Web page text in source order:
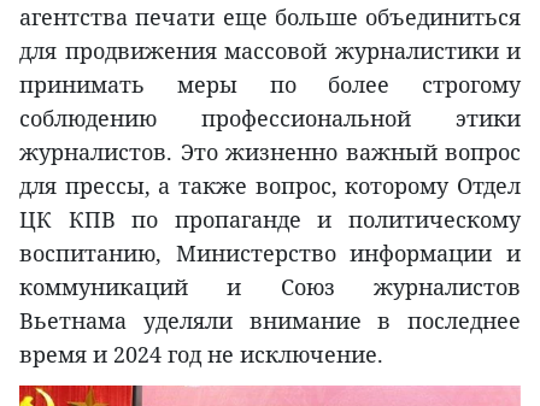
агентства печати еще больше объединиться
для продвижения массовой журналистики и
принимать меры по более строгому
соблюдению профессиональной этики
журналистов. Это жизненно важный вопрос
для прессы, а также вопрос, которому Отдел
ЦК КПВ по пропаганде и политическому
воспитанию, Министерство информации и
коммуникаций и Союз журналистов
Вьетнама уделяли внимание в последнее
время и 2024 год не исключение.